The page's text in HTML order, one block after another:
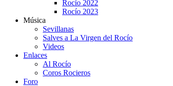
Rocío 2022
Rocío 2023
Música
Sevillanas
Salves a La Virgen del Rocío
Videos
Enlaces
Al Rocío
Coros Rocieros
Foro